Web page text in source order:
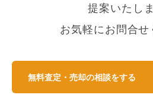
提案いたし
お気軽にお問合せ
無料査定・売却の相談をする